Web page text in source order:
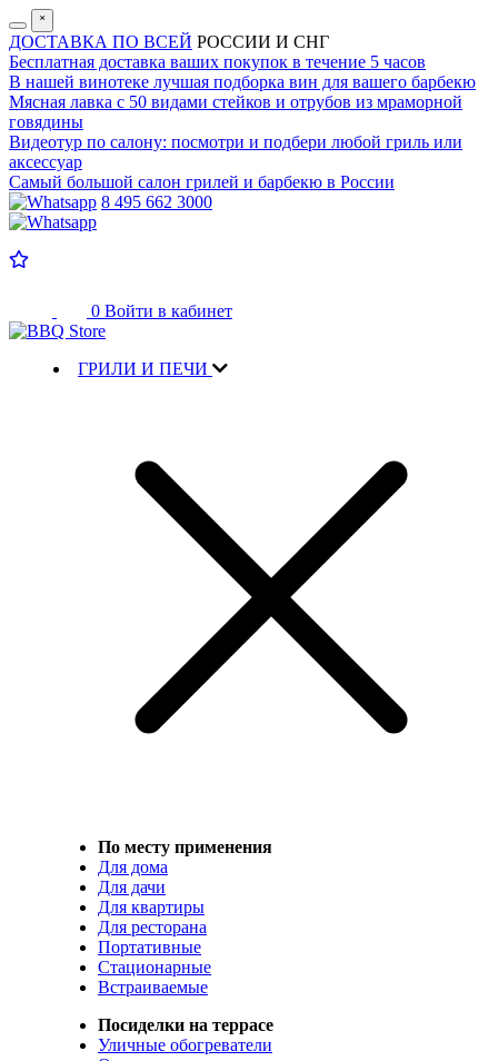
˟
ДОСТАВКА ПО ВСЕЙ РОССИИ И СНГ
Бесплатная доставка ваших покупок в течение 5 часов
В нашей винотеке лучшая подборка вин для вашего барбекю
Мясная лавка с 50 видами стейков и отрубов из мраморной
говядины
Видеотур по салону: посмотри и подбери любой гриль или
аксессуар
Самый большой салон грилей и барбекю в России
8 495 662 3000
0 Войти в кабинет
ГРИЛИ И ПЕЧИ
По месту применения
Для дома
Для дачи
Для квартиры
Для ресторана
Портативные
Стационарные
Встраиваемые
Посиделки на террасе
Уличные обогреватели